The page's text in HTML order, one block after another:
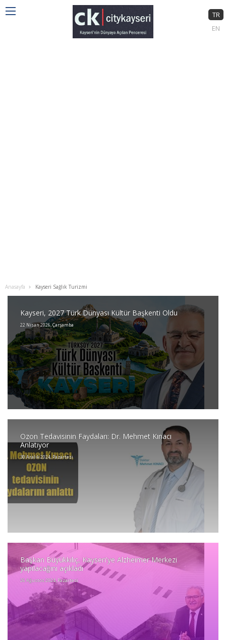
TR
EN
Anasayfa Kayseri Sağlık Turizmi
Kayseri, 2027 Türk Dünyası Kültür Başkenti Oldu
22 Nisan 2026, Çarşamba
Ozon Tedavisinin Faydaları: Dr. Mehmet Kınacı
Anlatıyor
30 Aralık 2024, Pazartesi
Başkan Büyükkılıç, Kayseri'ye Alzheimer Merkezi
yapılacağını açıkladı
26 Ağustos 2024, Pazartesi